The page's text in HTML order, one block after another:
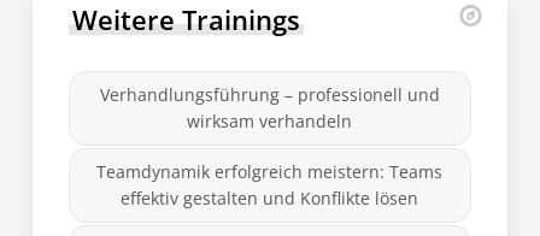
Weitere Trainings
Verhandlungsführung – professionell und
wirksam verhandeln
Teamdynamik erfolgreich meistern: Teams
effektiv gestalten und Konflikte lösen